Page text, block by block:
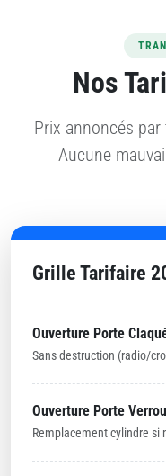
Nos
Prix annoncés
Aucune
Grille Tarifaire
Ouverture Porte
Sans destruction (radio/
Ouverture Porte
Remplacement cylindre si